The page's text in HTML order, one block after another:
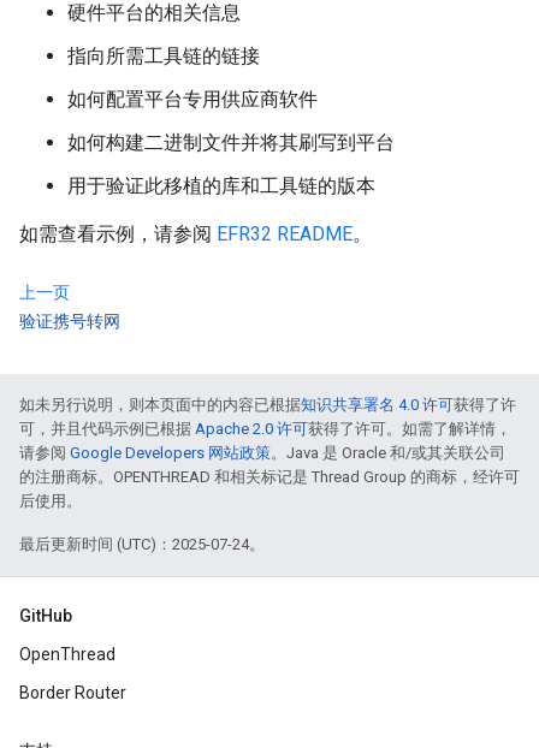
硬件平台的相关信息
指向所需工具链的链接
如何配置平台专用供应商软件
如何构建二进制文件并将其刷写到平台
用于验证此移植的库和工具链的版本
如需查看示例，请参阅 EFR32 README。
上一页
验证携号转网
如未另行说明，则本页面中的内容已根据知识共享署名 4.0 许可获得了许
可，并且代码示例已根据 Apache 2.0 许可获得了许可。如需了解详情，
请参阅 Google Developers 网站政策。Java 是 Oracle 和/或其关联公司
的注册商标。OPENTHREAD 和相关标记是 Thread Group 的商标，经许可
后使用。
最后更新时间 (UTC)：2025-07-24。
GitHub
OpenThread
Border Router